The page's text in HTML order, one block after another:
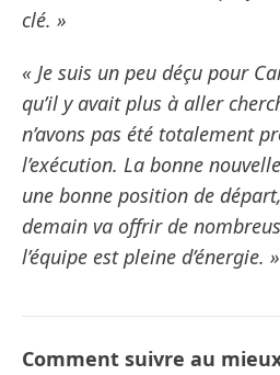
clé. »
« Je suis un peu déçu pour
qu’il y avait plus à aller
n’avons pas été totalement
l’exécution. La bonne
une bonne position de
demain va offrir de
l’équipe est pleine d’énergie. »
Comment suivre au